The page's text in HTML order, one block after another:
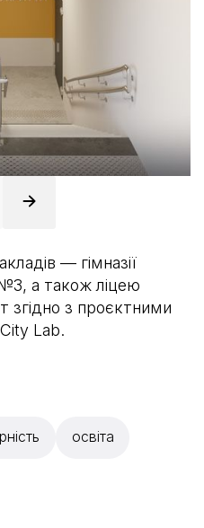
— гімназії
а також ліцею
з проєктними
Lab.
освіта